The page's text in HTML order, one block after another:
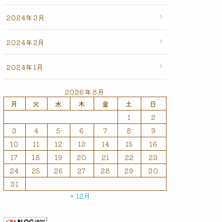
2024年3月
2024年2月
2024年1月
2026年8月
月
火 水 木 金 土
日
1
2
3
4 5 6 7 8
9
10
11 12 13 14 15
16
17
18 19 20 21 22
23
24
25 26 27 28 29
30
31
« 12月